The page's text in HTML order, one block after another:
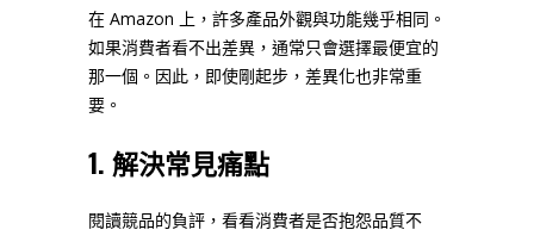
在 Amazon 上，許多產品外觀與功能幾乎相同。
如果消費者看不出差異，通常只會選擇最便宜的
那一個。因此，即使剛起步，差異化也非常重
要。
1. 解決常見痛點
閱讀競品的負評，看看消費者是否抱怨品質不